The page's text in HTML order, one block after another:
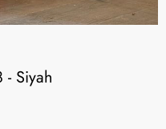
Siyah